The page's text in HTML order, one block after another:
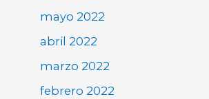
mayo 2022
abril 2022
marzo 2022
febrero 2022